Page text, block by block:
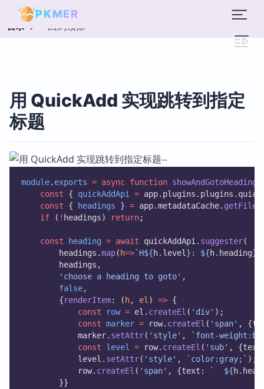
PKMER
目录 回到顶部
用 QuickAdd 实现跳转到指定
标题
module. exports = async function showAndGotoHeadings
const { quickAddApi =
const { headings } = app.metadataCache.
if ( ! headings) return;
const heading = await quickAddApi. suggester(
        headings.
map( h=>`H${h. level }: ${h. heading}`
        headings,
'choose a heading to goto' ,
false,
        {
renderItem: ( h, el ) => {
const
row = el. createEl ( 'div' );
const marker = row. createEl ( 'span' ,
            marker.
setAttr( 'style' ,
`font-
const
level = row. createEl ( 'sub' ,
            level.
setAttr( 'style' , `color:gray;` );
            row.
createEl ( 'span' , {text: `  ${h.
        }}